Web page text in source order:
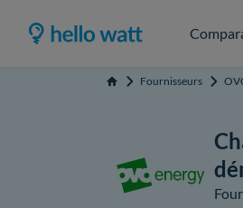
Accueil Fournisseurs